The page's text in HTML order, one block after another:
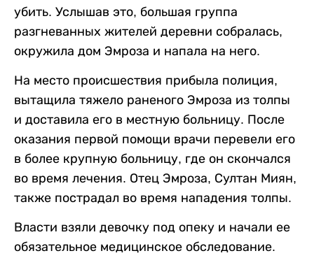
убить. Услышав это, большая группа
разгневанных жителей деревни собралась,
окружила дом Эмроза и напала на него.
На место происшествия прибыла полиция,
вытащила тяжело раненого Эмроза из толпы
и доставила его в местную больницу. После
оказания первой помощи врачи перевели его
в более крупную больницу, где он скончался
во время лечения. Отец Эмроза, Султан Миян,
также пострадал во время нападения толпы.
Власти взяли девочку под опеку и начали ее
обязательное медицинское обследование.